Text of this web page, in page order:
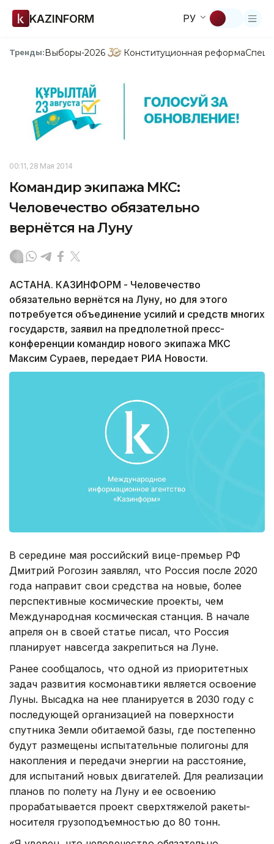
KAZINFORM РУ
Тренды:Выборы-2026 Конституционная реформа
00:11, 28 Мая 2014
Командир экипажа МКС:
Человечество обязательно
вернётся на Луну
АСТАНА. КАЗИНФОРМ - Человечество
обязательно вернётся на Луну, но для этого
потребуется объединение усилий и средств многих
государств, заявил на предполетной пресс-
конференции командир нового экипажа МКС
Максим Сураев, передает РИА Новости.
В середине мая российский вице-премьер РФ
Дмитрий Рогозин заявлял, что Россия после 2020
года направит свои средства на новые, более
перспективные космические проекты, чем
Международная космическая станция. В начале
апреля он в своей статье писал, что Россия
планирует навсегда закрепиться на Луне.
Ранее сообщалось, что одной из приоритетных
задач развития космонавтики является освоение
Луны. Высадка на нее планируется в 2030 году с
последующей организацией на поверхности
спутника Земли обитаемой базы, где постепенно
будут размещены испытательные полигоны для
накопления и передачи энергии на расстояние,
для испытаний новых двигателей. Для реализации
планов по полету на Луну и ее освоению
прорабатывается проект сверхтяжелой ракеты-
носителя грузоподъемностью до 80 тонн.